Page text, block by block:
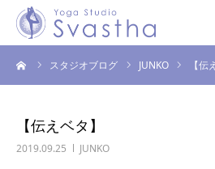
スタジオブログ JUNKO 【伝
【伝えベタ】
2019.09.25 JUNKO
はじめての方へ